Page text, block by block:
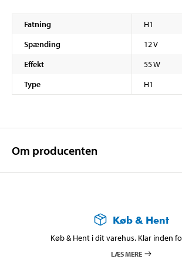
Fatning
H1
Spænding
12 V
Effekt
55 W
Type
H1
Om producenten
Køb & Hent
Køb & Hent i dit varehus. Klar inden
LÆS MERE